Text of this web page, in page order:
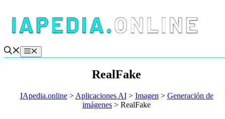
contenido
Menú
RealFake
IApedia.online> Aplicaciones AI> Imagen > Generación de
imágenes > RealFake